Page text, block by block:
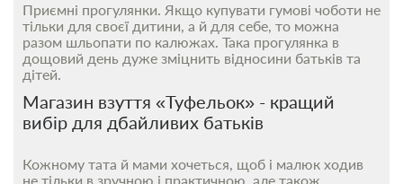
Приємні прогулянки. Якщо купувати гумові чоботи не
тільки для своєї дитини, а й для себе, то можна
разом шльопати по калюжах. Така прогулянка в
дощовий день дуже зміцнить відносини батьків та
дітей.
Магазин взуття «Туфельок» - кращий
вибір для дбайливих батьків
Кожному тата й мами хочеться, щоб і малюк ходив
не тільки в зручною і практичною, але також